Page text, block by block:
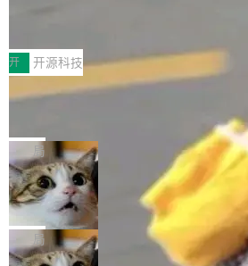
常维护操作，并完整支持 Iceberg V3 格式
村国家自主创新示范区会议中心开幕。本
由中关村智联软件服务业质量创新联盟主
“智构可信·质创未来——AI原生时代的质量
式”为主题，直面AI从实验室走向规模化
的核心质量命题。会上，《2026智能研发
工具选型手册》发布，Testin云测的
nt智能测试系统入选AI测试领域代表产品
O而言，这提示了一个转变：AI测试正在
工具升级为企业的质量基础设施。 CIO面
现实 过去两年，CIO们的焦虑清单上多了
开 开源科技
让非法状态不可表示：一篇关于 ADT
有一种东西，一旦用过就回不去了。Alex
eev 管它叫"软件设计的基石"。 他说的东
鲜——代数数据类型（ADT），尤其是和
（sum type）。但他说清楚了一件事：这
型系统的学术体操，是日常编码的思维方
章从一个简单的例子切入。一个网站的深
设置，如果用布尔值 + 可空字段来表示
局
Cloudflare 开源内部企业 AI 平台
dflare OS
Cloudflare 发布了一个开源项目
S。如果你只看官方博客，你会觉得这是
个"AI 知识库 + 聊天机器人"——每个大厂
局